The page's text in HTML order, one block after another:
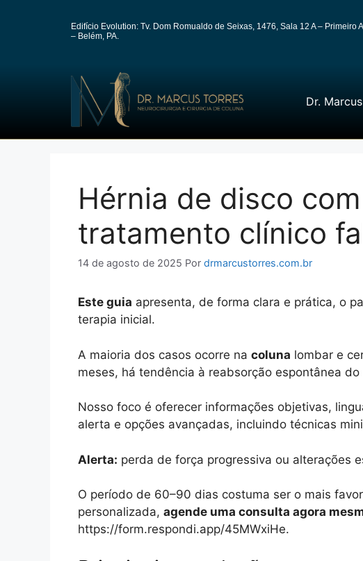
Edifício Evolution: Tv. Dom Romualdo de Seixas, 1476, Sala 12 A – Primeiro
– Belém, PA.
Dr.
Hérnia de disco
tratamento clínico
14 de agosto de 2025 Por drmarcustorres.com.br
Este guia apresenta, de forma clara e prática, o
terapia inicial.
A maioria dos casos ocorre na coluna lombar e
meses, há tendência à reabsorção espontânea
Nosso foco é oferecer informações objetivas,
alerta e opções avançadas, incluindo técnicas
Alerta: perda de força progressiva ou alterações
O período de 60–90 dias costuma ser o mais
personalizada, agende uma consulta agora
https://form.respondi.app/45MWxiHe.